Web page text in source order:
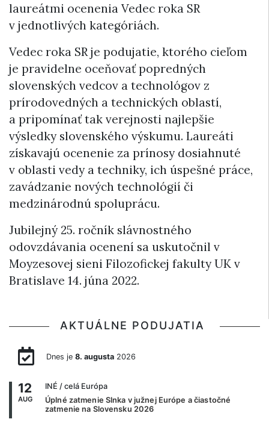
laureátmi ocenenia Vedec roka SR
v jednotlivých kategóriách.
Vedec roka SR je podujatie, ktorého cieľom
je pravidelne oceňovať popredných
slovenských vedcov a technológov z
prírodovedných a technických oblastí,
a pripomínať tak verejnosti najlepšie
výsledky slovenského výskumu. Laureáti
získavajú ocenenie za prínosy dosiahnuté
v oblasti vedy a techniky, ich úspešné práce,
zavádzanie nových technológií či
medzinárodnú spoluprácu.
Jubilejný 25. ročník slávnostného
odovzdávania ocenení sa uskutočnil v
Moyzesovej sieni Filozofickej fakulty UK v
Bratislave 14. júna 2022.
AKTUÁLNE PODUJATIA
Dnes je 8. augusta2026
12
AUG
INÉ / celá Európa
Úplné zatmenie Slnka v južnej Európe a čiastočné
zatmenie na Slovensku 2026